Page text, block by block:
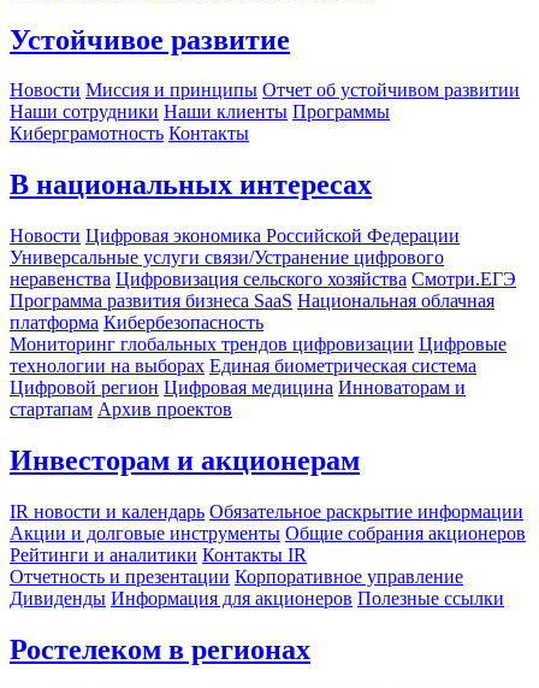
Устойчивое развитие
Новости Миссия и принципы Отчет об устойчивом развитии
Наши сотрудники Наши клиенты Программы
Киберграмотность Контакты
В национальных интересах
Новости Цифровая экономика Российской Федерации
Универсальные услуги связи/Устранение цифрового
неравенства Цифровизация сельского хозяйства Смотри.ЕГЭ
Программа развития бизнеса SaaS Национальная облачная
платформа Кибербезопасность
Мониторинг глобальных трендов цифровизации Цифровые
технологии на выборах Единая биометрическая система
Цифровой регион Цифровая медицина Инноваторам и
стартапам Архив проектов
Инвесторам и акционерам
IR новости и календарь Обязательное раскрытие информации
Акции и долговые инструменты Общие собрания акционеров
Рейтинги и аналитики Контакты IR
Отчетность и презентации Корпоративное управление
Дивиденды Информация для акционеров Полезные ссылки
Ростелеком в регионах